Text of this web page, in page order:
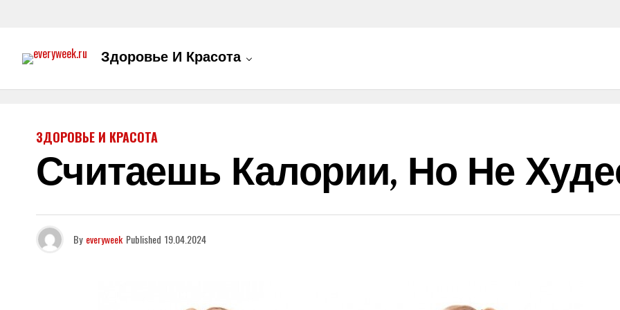
Здоровье И Красота
ЗДОРОВЬЕ И КРАСОТА
Считаешь Калории, Но Не
By everyweek Published 19.04.2024